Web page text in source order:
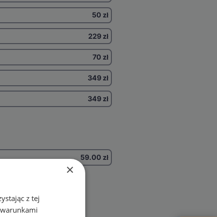
50 zł
229 zł
70 zł
349 zł
349 zł
59.00 zł
×
z tej